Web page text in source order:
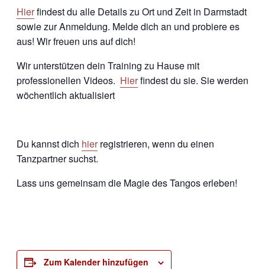
Hierfindest du alle Details zu Ort und Zeit in Darmstadt
sowie zur Anmeldung. Melde dich an und probiere es
aus! Wir freuen uns auf dich!
Wir unterstützen dein Training zu Hause mit
professionellen Videos. Hierfindest du sie. Sie werden
wöchentlich aktualisiert
Du kannst dich hier registrieren, wenn du einen
Tanzpartner suchst.
Lass uns gemeinsam die Magie des Tangos erleben!
Zum Kalender hinzufügen